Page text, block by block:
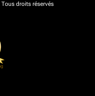
droits réservés